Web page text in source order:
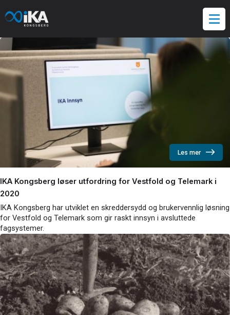
Hopp
til
innholdet
Les mer
IKA Kongsberg løser utfordring for Vestfold og Telemark i
2020
IKA Kongsberg har utviklet en skreddersydd og brukervennlig løsning
for Vestfold og Telemark som gir raskt innsyn i avsluttede
fagsystemer.